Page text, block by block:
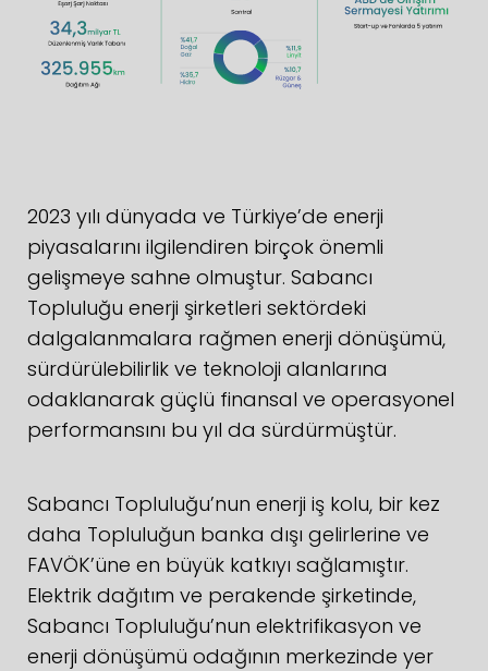
2023 yılı dünyada ve Türkiye’de enerji
piyasalarını ilgilendiren birçok önemli
gelişmeye sahne olmuştur. Sabancı
Topluluğu enerji şirketleri sektördeki
dalgalanmalara rağmen enerji dönüşümü,
sürdürülebilirlik ve teknoloji alanlarına
odaklanarak güçlü finansal ve operasyonel
performansını bu yıl da sürdürmüştür.
Sabancı Topluluğu’nun enerji iş kolu, bir kez
daha Topluluğun banka dışı gelirlerine ve
FAVÖK’üne en büyük katkıyı sağlamıştır.
Elektrik dağıtım ve perakende şirketinde,
Sabancı Topluluğu’nun elektrifikasyon ve
enerji dönüşümü odağının merkezinde yer